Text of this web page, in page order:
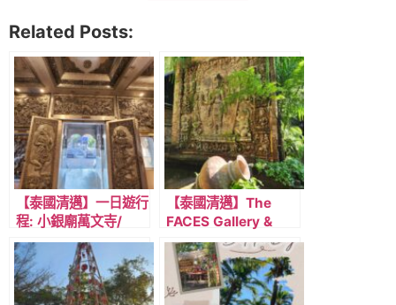
Related Posts:
【泰國清邁】一日遊行
程: 小銀廟萬文寺/
Wat Muen San
Temple ，清邁第二座
銀廟，藝術品般的寶藏
景點!
【泰國清邁】The
FACES Gallery &
Gastro Bar，吳哥窟
古蹟風格的叢林秘境餐
廳!